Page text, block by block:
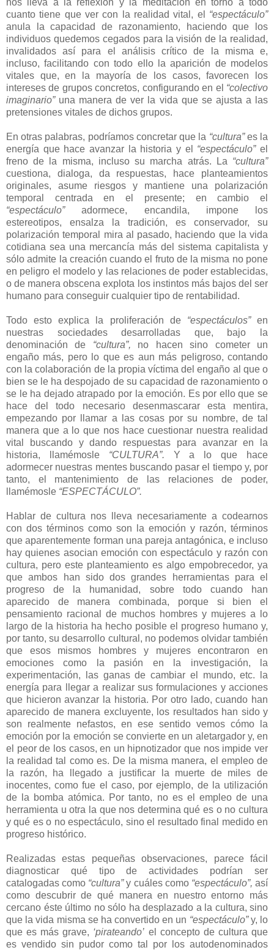
cuanto tiene que ver con la realidad vital, el “espectáculo”
anula la capacidad de razonamiento, haciendo que los
individuos quedemos cegados para la visión de la realidad,
invalidados así para el análisis crítico de la misma e,
incluso, facilitando con todo ello la aparición de modelos
vitales que, en la mayoría de los casos, favorecen los
intereses de grupos concretos, configurando en el “colectivo
imaginario”una manera de ver la vida que se ajusta a las
pretensiones vitales de dichos grupos.
En otras palabras, podríamos concretar que la “cultura”es la
energía que hace avanzar la historia y el “espectáculo”el
freno de la misma, incluso su marcha atrás. La “cultura”
cuestiona, dialoga, da respuestas, hace planteamientos
originales, asume riesgos y mantiene una polarización
temporal centrada en el presente; en cambio el
“espectáculo”adormece, encandila, impone los
estereotipos, ensalza la tradición, es conservador, su
polarización temporal mira al pasado, haciendo que la vida
cotidiana sea una mercancía más del sistema capitalista y
sólo admite la creación cuando el fruto de la misma no pone
en peligro el modelo y las relaciones de poder establecidas,
o de manera obscena explota los instintos más bajos del ser
humano para conseguir cualquier tipo de rentabilidad.
Todo esto explica la proliferación de “espectáculos”en
nuestras sociedades desarrolladas que, bajo la
denominación de “cultura”, no hacen sino cometer un
engaño más, pero lo que es aun más peligroso, contando
con la colaboración de la propia víctima del engaño al que o
bien se le ha despojado de su capacidad de razonamiento o
se le ha dejado atrapado por la emoción. Es por ello que se
hace del todo necesario desenmascarar esta mentira,
empezando por llamar a las cosas por su nombre, de tal
manera que a lo que nos hace cuestionar nuestra realidad
vital buscando y dando respuestas para avanzar en la
historia, llamémosle “CULTURA”. Y a lo que hace
adormecer nuestras mentes buscando pasar el tiempo y, por
tanto, el mantenimiento de las relaciones de poder,
llamémosle “ESPECTÁCULO”.
Hablar de cultura nos lleva necesariamente a codearnos
con dos términos como son la emoción y razón, términos
que aparentemente forman una pareja antagónica, e incluso
hay quienes asocian emoción con espectáculo y razón con
cultura, pero este planteamiento es algo empobrecedor, ya
que ambos han sido dos grandes herramientas para el
progreso de la humanidad, sobre todo cuando han
aparecido de manera combinada, porque si bien el
pensamiento racional de muchos hombres y mujeres a lo
largo de la historia ha hecho posible el progreso humano y,
por tanto, su desarrollo cultural, no podemos olvidar también
que esos mismos hombres y mujeres encontraron en
emociones como la pasión en la investigación, la
experimentación, las ganas de cambiar el mundo, etc. la
energía para llegar a realizar sus formulaciones y acciones
que hicieron avanzar la historia. Por otro lado, cuando han
aparecido de manera excluyente, los resultados han sido y
son realmente nefastos, en ese sentido vemos cómo la
emoción por la emoción se convierte en un aletargador y, en
el peor de los casos, en un hipnotizador que nos impide ver
la realidad tal como es. De la misma manera, el empleo de
la razón, ha llegado a justificar la muerte de miles de
inocentes, como fue el caso, por ejemplo, de la utilización
de la bomba atómica. Por tanto, no es el empleo de una
herramienta u otra la que nos determina qué es o no cultura
y qué es o no espectáculo, sino el resultado final medido en
progreso histórico.
Realizadas estas pequeñas observaciones, parece fácil
diagnosticar qué tipo de actividades podrían ser
catalogadas como “cultura”y cuáles como “espectáculo”, así
como descubrir de qué manera en nuestro entorno más
cercano éste último no sólo ha desplazado a la cultura, sino
que la vida misma se ha convertido en un “espectáculo”y, lo
que es más grave, ‘pirateando’ el concepto de cultura que
es vendido sin pudor como tal por los autodenominados